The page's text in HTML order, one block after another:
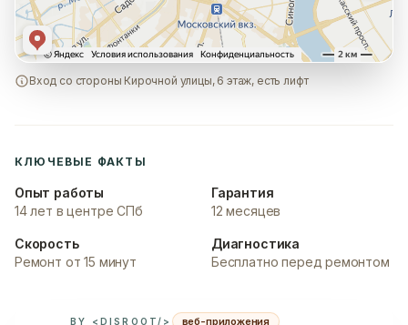
Вход со стороны Кирочной улицы, 6 этаж, есть лифт
КЛЮЧЕВЫЕ ФАКТЫ
Опыт работы
14 лет в центре СПб
Гарантия
12 месяцев
Скорость
Ремонт от 15 минут
Диагностика
Бесплатно перед ремонтом
BY <DISROOT/> веб-приложения